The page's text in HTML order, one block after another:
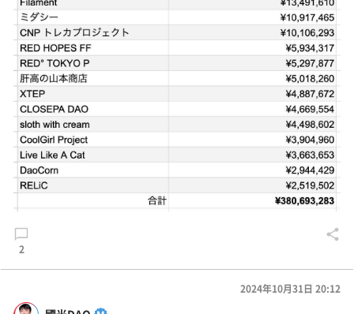
2
2024年10月31日 20:12